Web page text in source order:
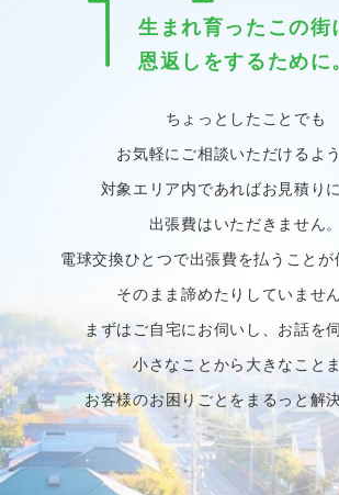
生まれ育ったこの街
恩返しをするために
ちょっとしたことでも
お気軽にご相談いただけるよう
対象エリア内であればお見積り
出張費はいただきません。
電球交換ひとつで出張費を払うことが
そのまま諦めたりしていませ
まずはご自宅にお伺いし、お話を
小さなことから大きなこと
お客様のお困りごとをまるっと解